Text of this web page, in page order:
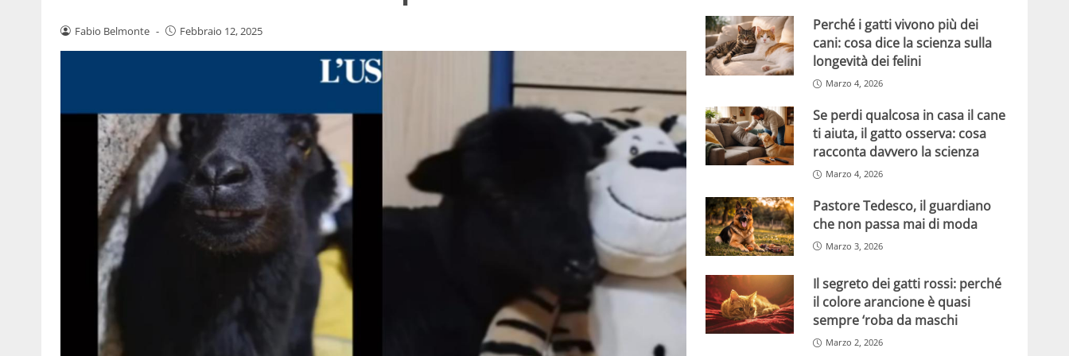
Fabio Belmonte - Febbraio 12, 2025
Perché i gatti vivono più dei
cani: cosa dice la scienza sulla
longevità dei felini
Marzo 4, 2026
Se perdi qualcosa in casa il cane
ti aiuta, il gatto osserva: cosa
racconta davvero la scienza
Marzo 4, 2026
Pastore Tedesco, il guardiano
che non passa mai di moda
Marzo 3, 2026
Il segreto dei gatti rossi: perché
il colore arancione è quasi
sempre ‘roba da maschi
Marzo 2, 2026